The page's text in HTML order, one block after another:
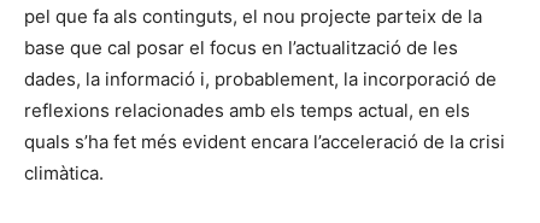
pel que fa als continguts, el nou projecte parteix de la
base que cal posar el focus en l’actualització de les
dades, la informació i, probablement, la incorporació de
reflexions relacionades amb els temps actual, en els
quals s’ha fet més evident encara l’acceleració de la crisi
climàtica.